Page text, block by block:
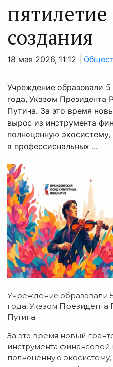
пятилетие
создания
18 мая 2026, 11:12 |
Учреждение образовали 5
года, Указом Президента
Путина. За это время
вырос из инструмента
полноценную
в профессиональных ...
Учреждение образовали 5
года, Указом
Путина.
За это время новый
инструмента
полноценную